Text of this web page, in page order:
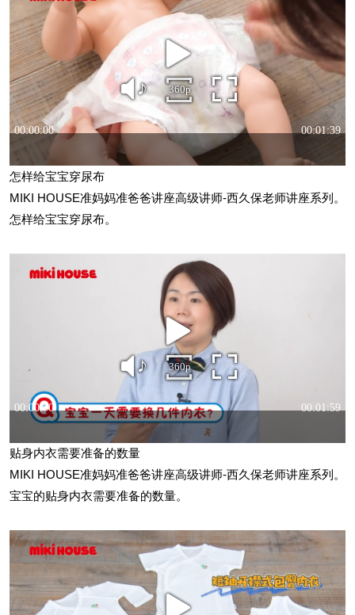
怎样给宝宝穿尿布
MIKI HOUSE准妈妈准爸爸讲座高级讲师-西久保老师讲座系列。
怎样给宝宝穿尿布。
贴身内衣需要准备的数量
MIKI HOUSE准妈妈准爸爸讲座高级讲师-西久保老师讲座系列。
宝宝的贴身内衣需要准备的数量。